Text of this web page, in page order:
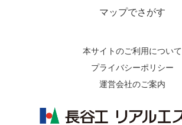
マップでさがす
本サイトのご利用について
プライバシーポリシー
運営会社のご案内